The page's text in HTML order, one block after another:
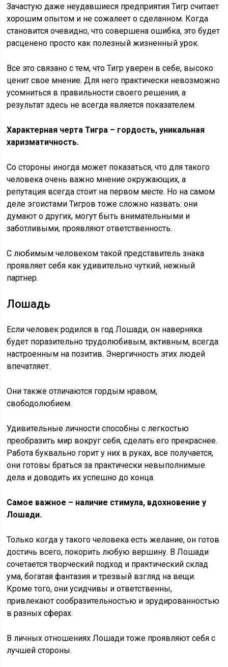
Зачастую даже неудавшиеся предприятия Тигр считает
хорошим опытом и не сожалеет о сделанном. Когда
становится очевидно, что совершена ошибка, это будет
расценено просто как полезный жизненный урок.
Все это связано с тем, что Тигр уверен в себе, высоко
ценит свое мнение. Для него практически невозможно
усомниться в правильности своего решения, а
результат здесь не всегда является показателем.
Характерная черта Тигра – гордость, уникальная
харизматичность.
Со стороны иногда может показаться, что для такого
человека очень важно мнение окружающих, а
репутация всегда стоит на первом месте. Но на самом
деле эгоистами Тигров тоже сложно назвать: они
думают о других, могут быть внимательными и
заботливыми, проявляют ответственность.
С любимым человеком такой представитель знака
проявляет себя как удивительно чуткий, нежный
партнер.
Лошадь
Если человек родился в год Лошади, он наверняка
будет поразительно трудолюбивым, активным, всегда
настроенным на позитив. Энергичность этих людей
впечатляет.
Они также отличаются гордым нравом,
свободолюбием.
Удивительные личности способны с легкостью
преобразить мир вокруг себя, сделать его прекраснее.
Работа буквально горит у них в руках, все получается,
они готовы браться за практически невыполнимые
дела и доводить их успешно до конца.
Самое важное – наличие стимула, вдохновение у
Лошади.
Только когда у такого человека есть желание, он готов
достичь всего, покорить любую вершину. В Лошади
сочетается творческий подход и практический склад
ума, богатая фантазия и трезвый взгляд на вещи.
Кроме того, они усидчивы и ответственны,
привлекают сообразительностью и эрудированностью
в разных сферах.
В личных отношениях Лошади тоже проявляют себя с
лучшей стороны.